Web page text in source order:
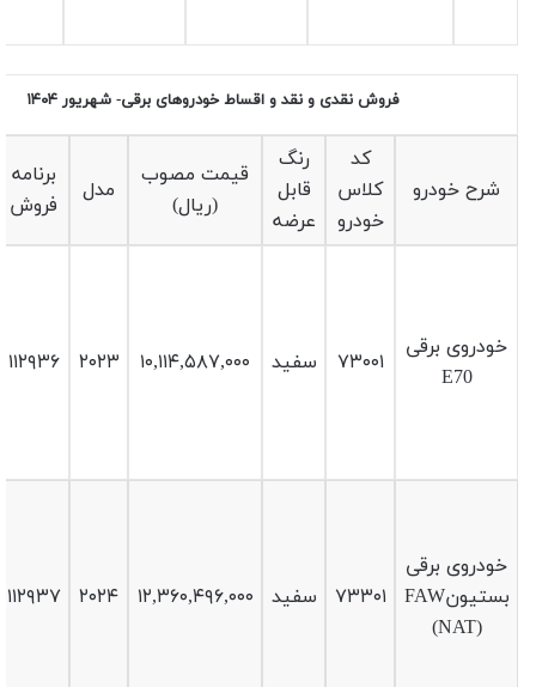
فروش نقدی و نقد و اقساط خودروهای برقی- شهریور ۱۴۰۴
شرح خودرو
کد
کلاس
خودرو
رنگ
قابل
عرضه
قیمت مصوب
(ریال)
مدل
برنامه
فروش
خودروی برقی
E70
۷۳۰۰۱ سفید ۱۰,۱۱۴,۵۸۷,۰۰۰ ۲۰۲۳ ۱۱۲۹۳۶
خودروی برقی
بستیونFAW
(NAT)
۷۳۳۰۱ سفید ۱۲,۳۶۰,۴۹۶,۰۰۰ ۲۰۲۴ ۱۱۲۹۳۷